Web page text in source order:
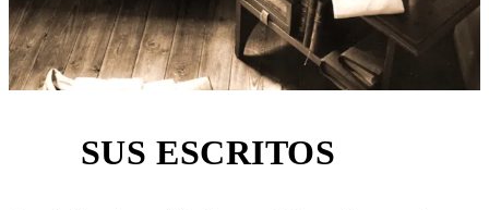
SUS ESCRITOS